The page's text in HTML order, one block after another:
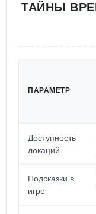
ТАЙНЫ
ПАРАМЕТР
Доступность
локаций
Подсказки в
игре